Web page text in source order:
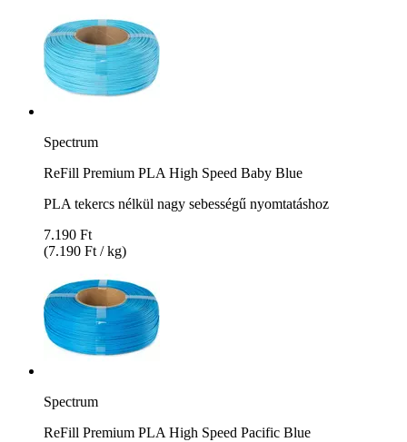
Spectrum
ReFill Premium PLA High Speed Baby Blue
PLA tekercs nélkül nagy sebességű nyomtatáshoz
7.190 Ft
(7.190 Ft / kg)
Spectrum
ReFill Premium PLA High Speed Pacific Blue